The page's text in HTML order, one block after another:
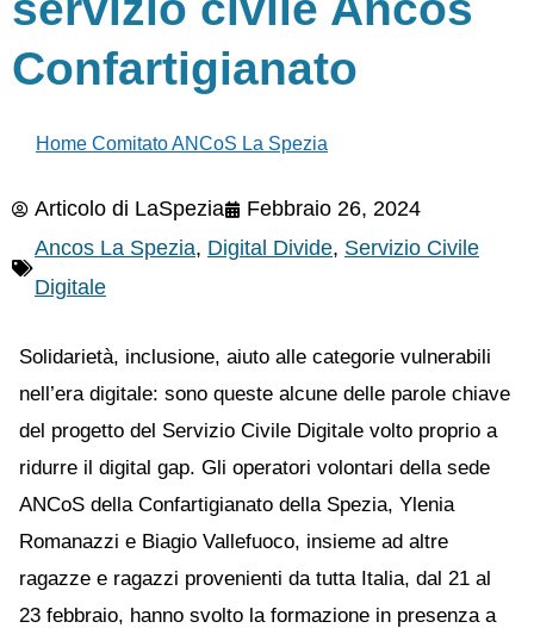
Confartigianato
Home Comitato ANCoS La Spezia
Articolo di LaSpezia
Febbraio 26, 2024
Ancos La Spezia, Digital Divide, Servizio Civile
Digitale
Solidarietà, inclusione, aiuto alle categorie vulnerabili
nell’era digitale: sono queste alcune delle parole chiave
del progetto del Servizio Civile Digitale volto proprio a
ridurre il digital gap. Gli operatori volontari della sede
ANCoS della Confartigianato della Spezia, Ylenia
Romanazzi e Biagio Vallefuoco, insieme ad altre
ragazze e ragazzi provenienti da tutta Italia, dal 21 al
23 febbraio, hanno svolto la formazione in presenza a